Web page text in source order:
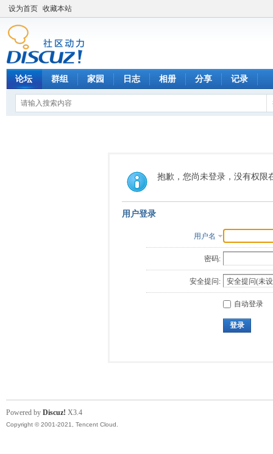
设为首页 收藏本站
论坛 群组 家园 日志 相册 分享 记录
抱歉，您尚未登录，没有权限
用户登录
用户名
密码:
安全提问:
自动登录
登录
Powered by Discuz! X3.4
Copyright © 2001-2021, Tencent Cloud.